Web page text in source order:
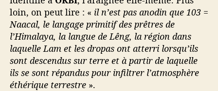
loin, on peut lire : « il n’est pas anodin que 103 =
Naacal, le langage primitif des prêtres de
l’Himalaya, la langue de Lêng, la région dans
laquelle Lam et les dropas ont atterri lorsqu’ils
sont descendus sur terre et à partir de laquelle
ils se sont répandus pour infiltrer l’atmosphère
éthérique terrestre ».